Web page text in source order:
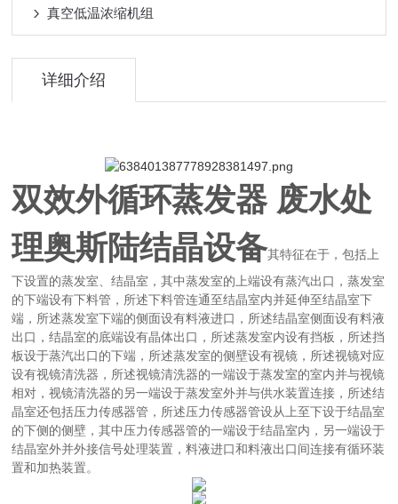
真空低温浓缩机组
详细介绍
双效外循环蒸发器 废水处
理奥斯陆结晶设备其特征在于，包括上
下设置的蒸发室、结晶室，其中蒸发室的上端设有蒸汽出口，蒸发室
的下端设有下料管，所述下料管连通至结晶室内并延伸至结晶室下
端，所述蒸发室下端的侧面设有料液进口，所述结晶室侧面设有料液
出口，结晶室的底端设有晶体出口，所述蒸发室内设有挡板，所述挡
板设于蒸汽出口的下端，所述蒸发室的侧壁设有视镜，所述视镜对应
设有视镜清洗器，所述视镜清洗器的一端设于蒸发室的室内并与视镜
相对，视镜清洗器的另一端设于蒸发室外并与供水装置连接，所述结
晶室还包括压力传感器管，所述压力传感器管设从上至下设于结晶室
的下侧的侧壁，其中压力传感器管的一端设于结晶室内，另一端设于
结晶室外并外接信号处理装置，料液进口和料液出口间连接有循环装
置和加热装置。